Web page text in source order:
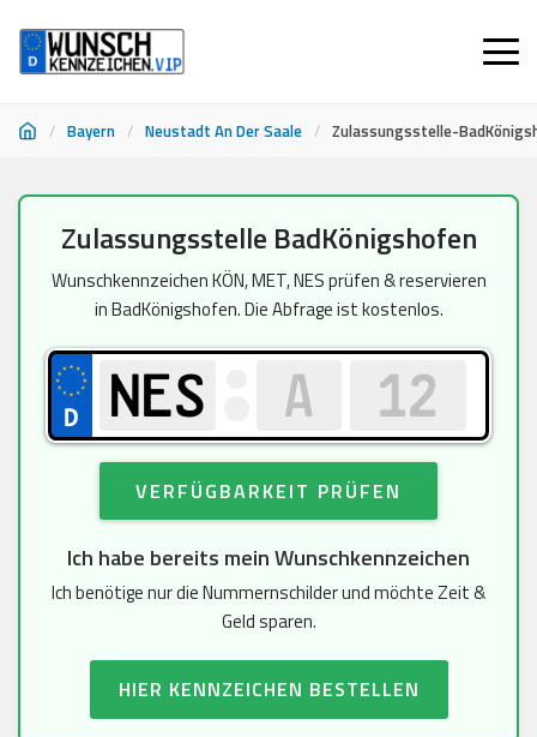
/ Bayern / Neustadt An Der Saale / Zulassungsstelle-
springen
Zulassungsstelle BadKönigshofen
Wunschkennzeichen KÖN, MET, NES prüfen & reservieren
in BadKönigshofen. Die Abfrage ist kostenlos.
VERFÜGBARKEIT PRÜFEN
Ich habe bereits mein Wunschkennzeichen
Ich benötige nur die Nummernschilder und möchte Zeit &
Geld sparen.
HIER KENNZEICHEN BESTELLEN